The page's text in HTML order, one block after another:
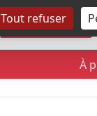
Tout refuser
Rechercher
À